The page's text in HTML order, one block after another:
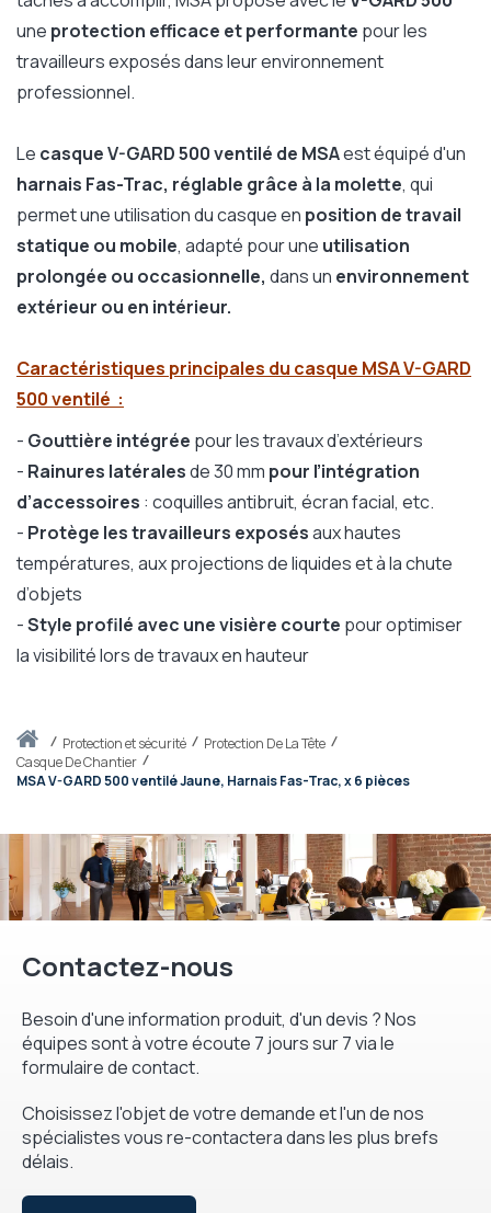
Accueilprotection et sécurité
Protection De La Tête
Casque De Chantier
MSA V-GARD 500 ventilé Jaune, Harnais Fas-Trac, x 6 pièces
une protection efficace et performante pour les
travailleurs exposés dans leur environnement
professionnel.
Le casque V-GARD 500 ventilé de MSAest équipé d'un
harnais Fas-Trac, réglable grâce à la molette, qui
permet une utilisation du casque en position de travail
statique ou mobile, adapté pour une utilisation
prolongée ou occasionnelle, dans un environnement
extérieur ou en intérieur.
Caractéristiques principales du casque MSA V-GARD
500 ventilé :
- Gouttière intégrée pour les travaux d’extérieurs
- Rainures latéralesde 30 mm pour l’intégration
d’accessoires : coquilles antibruit, écran facial, etc.
- Protège les travailleurs exposésaux hautes
températures, aux projections de liquides et à la chute
d’objets
-Style profilé avec une visière courte pour optimiser
la visibilité lors de travaux en hauteur
Contactez-nous
Besoin d'une information produit, d'un devis ? Nos
équipes sont à votre écoute 7 jours sur 7 via le
formulaire de contact.
Choisissez l'objet de votre demande et l'un de nos
spécialistes vous re-contactera dans les plus brefs
délais.